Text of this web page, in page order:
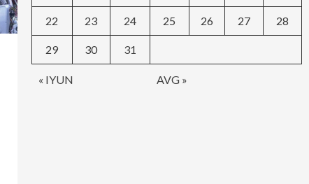
« IYUN AVG »
22 23 24 25 26 27 28
29 30 31